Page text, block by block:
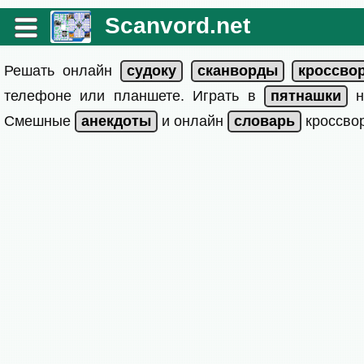
Scanvord.net
Решать онлайн
телефоне или планшете. Играть в
Смешные
и онлайн